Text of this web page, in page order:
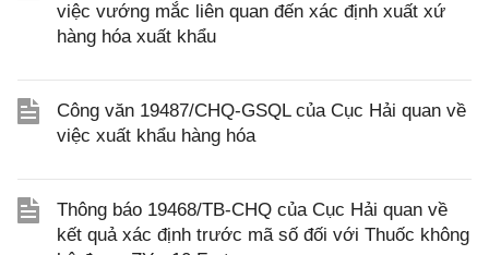
việc vướng mắc liên quan đến xác định xuất xứ
hàng hóa xuất khẩu
Công văn 19487/CHQ-GSQL của Cục Hải quan về
việc xuất khẩu hàng hóa
Thông báo 19468/TB-CHQ của Cục Hải quan về
kết quả xác định trước mã số đối với Thuốc không